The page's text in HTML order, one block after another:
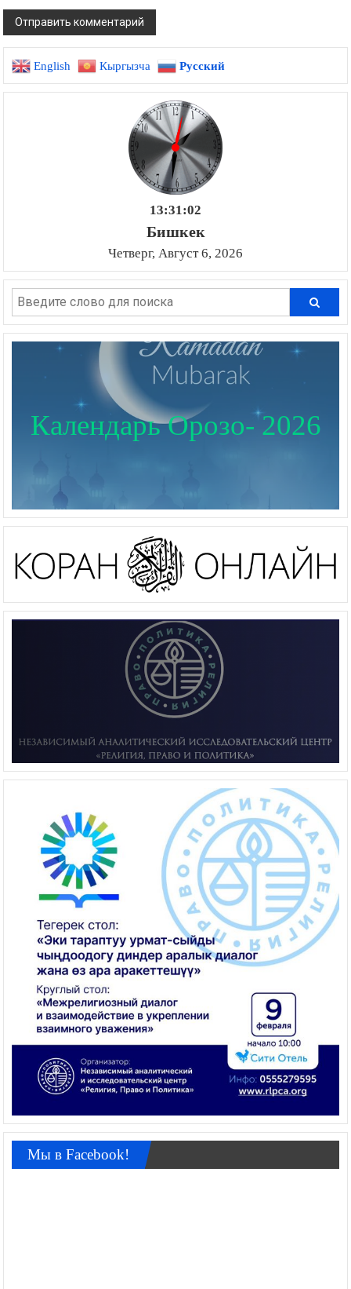
English Кыргызча Русский
13:31:03
Бишкек
Четверг, Август 6, 2026
Календарь Орозо- 2026
Мы в Facebook!